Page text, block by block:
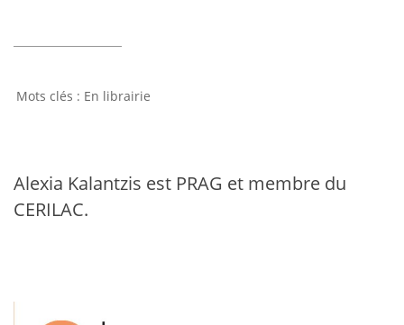
En librairie
Alexia Kalantzis est PRAG et membre du
CERILAC.